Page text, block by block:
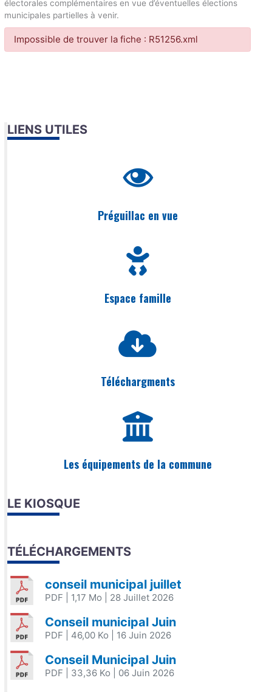
électorales complémentaires en vue d’éventuelles élections
municipales partielles à venir.
Impossible de trouver la fiche : R51256.xml
LIENS UTILES
Préguillac en vue
Espace famille
Téléchargments
Les équipements de la commune
LE KIOSQUE
TÉLÉCHARGEMENTS
conseil municipal juillet
PDF | 1,17 Mo | 28 Juillet 2026
Conseil municipal Juin
PDF | 46,00 Ko | 16 Juin 2026
Conseil Municipal Juin
PDF | 33,36 Ko | 06 Juin 2026